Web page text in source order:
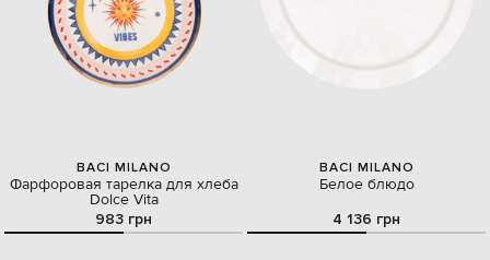
BACI MILANO
Фарфоровая тарелка для хлеба
Dolce Vita
983 грн
BACI MILANO
Белое блюдо
4 136 грн